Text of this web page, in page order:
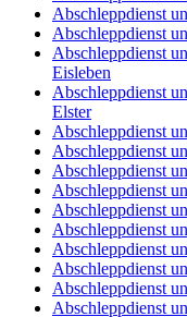
Abschleppdienst
Abschleppdienst
Abschleppdienst
Eisleben
Abschleppdienst
Elster
Abschleppdienst
Abschleppdienst
Abschleppdienst
Abschleppdienst
Abschleppdienst
Abschleppdienst
Abschleppdienst
Abschleppdienst
Abschleppdienst
Abschleppdienst